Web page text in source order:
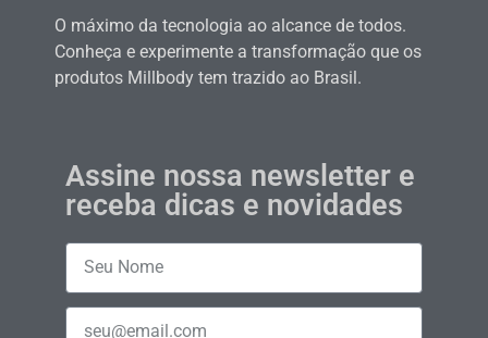
O máximo da tecnologia ao alcance de todos.
Conheça e experimente a transformação que os
produtos Millbody tem trazido ao Brasil.
Assine nossa newsletter e
receba dicas e novidades